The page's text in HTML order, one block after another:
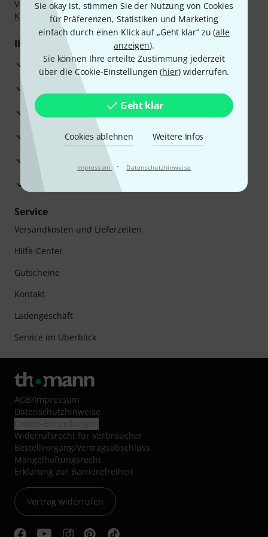
Sie okay ist, stimmen Sie der Nutzung von Cookies
für Präferenzen, Statistiken und Marketing
einfach durch einen Klick auf „Geht klar“ zu (alle
anzeigen).
Sie können Ihre erteilte Zustimmung jederzeit
über die Cookie-Einstellungen (hier) widerrufen.
Geht klar
Cookies ablehnen Weitere Infos
Impressum · Datenschutzhinweise
Vorkasse, PayPal, Amazon Pay,Klarna Sofort bezahlen,
Klarna Ratenzahlungoder Kreditkarte.
Ihre Vorteile
3 Jahre Thomann Garantie
30 Tage Money-Back-Garantie
Reparaturservice
Beratung durch Fachexperten
Zufriedenheitsgarantie
Europas größtes Versandlager
Service
Versandkosten und Lieferzeiten
Hilfe-Center
Gutscheine
Kontakt
Ladengeschäft
Service im Überblick
AGB/Impressum
Datenschutzhinweise
Widerrufsrecht für Verbraucher
Bestellvorgang/Vertragsabschluss
Mängelhaftungsrecht
Erklärung zur Barrierefreiheit
Vertrag widerrufen